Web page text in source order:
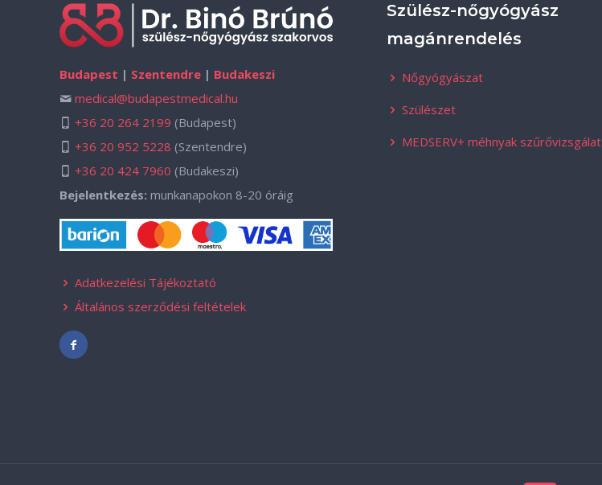
Budapest | Szentendre | Budakeszi
medical@budapestmedical.hu
+36 20 264 2199 (Budapest)
+36 20 952 5228 (Szentendre)
+36 20 424 7960 (Budakeszi)
Bejelentkezés: munkanapokon 8-20 óráig
Adatkezelési Tájékoztató
Általános szerződési feltételek
Szülész-nőgyógyász
magánrendelés
Nőgyógyászat
Szülészet
MEDSERV+ méhnyak szűrővizsgálat